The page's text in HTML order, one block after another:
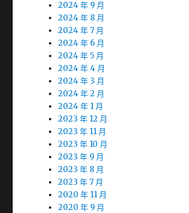
2024 年 9 月
2024 年 8 月
2024 年 7 月
2024 年 6 月
2024 年 5 月
2024 年 4 月
2024 年 3 月
2024 年 2 月
2024 年 1 月
2023 年 12 月
2023 年 11 月
2023 年 10 月
2023 年 9 月
2023 年 8 月
2023 年 7 月
2020 年 11 月
2020 年 9 月